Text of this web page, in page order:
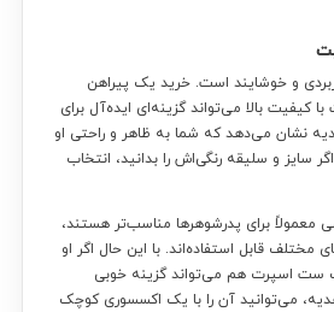
و خوشایند است. خرید یک پیراهن
کیفیت بالا می‌تواند گزینه‌ای ایده‌آل برای
نشان می‌دهد که شما به ظاهر و راحتی او
سایز و سلیقه رنگی‌اش را بدانید، انتخاب
معمولاً برای پدرشوهرها مناسب‌تر هستند،
مختلف قابل استفاده‌اند. با این حال اگر او
ست اسپرت هم می‌تواند گزینه خوبی
می‌توانید آن را با یک اکسسوری کوچک